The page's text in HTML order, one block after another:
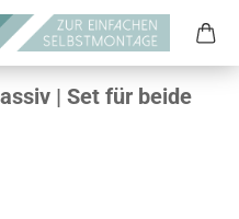
| Set für beide